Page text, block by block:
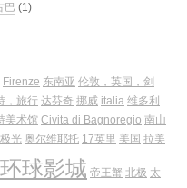
巴 (1)
Firenze 东南亚 伦敦，英国，剑
，旅行 达芬奇 挪威 italia 维多利
美术馆 Civita di Bagnoregio 南山
极光 奥尔维耶托 17英里 美国 拉美
环球影城 帝王蟹 北极 太